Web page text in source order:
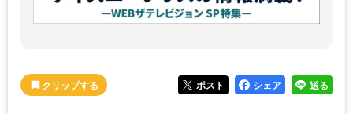
ポスト シェア 送る